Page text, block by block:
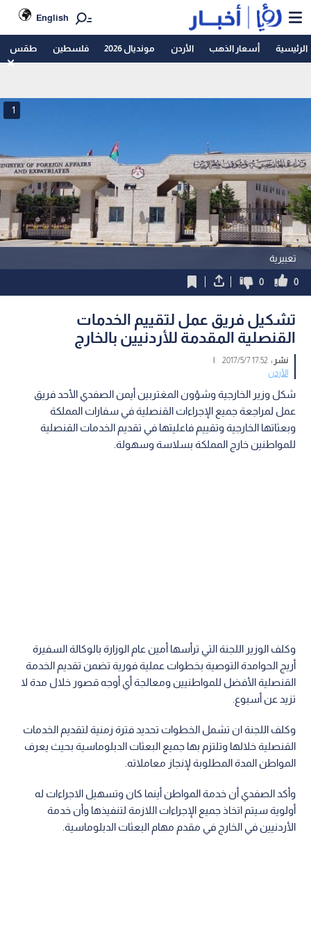
English
الرئيسية أسعار الذهب الأردن مونديال 2026 فلسطين طقس
تعبيرية
1
0
0
تشكيل فريق عمل لتقييم الخدمات
القنصلية المقدمة للأردنيين بالخارج
نشر :17:52 2017/5/7
|
الأردن
شكل وزير الخارجية وشؤون المغتربين أيمن الصفدي الأحد فريق
عمل لمراجعة جميع الإجراءات القنصلية في سفارات المملكة
وبعثاتها الخارجية وتقييم فاعليتها في تقديم الخدمات القنصلية
للمواطنين خارج المملكة بسلاسة وسهولة.
وكلف الوزير اللجنة التي ترأسها أمين عام الوزارة بالوكالة السفيرة
أريج الحوامدة التوصية بخطوات عملية فورية تضمن تقديم الخدمة
القنصلية الأفضل للمواطنيين ومعالجة أي أوجه قصور خلال مدة لا
تزيد عن أسبوع.
وكلف اللجنة ان تشمل الخطوات تحديد فترة زمنية لتقديم الخدمات
القنصلية خلالها وتلتزم بها جميع البعثات الدبلوماسية بحيث يعرف
المواطن المدة المطلوبة لإنجاز معاملاته.
وأكد الصفدي أن خدمة المواطن أينما كان وتسهيل الاجراءات له
أولوية سيتم اتخاذ جميع الإجراءات اللازمة لتنفيذها وأن خدمة
الأردنيين في الخارج في مقدم مهام البعثات الدبلوماسية.